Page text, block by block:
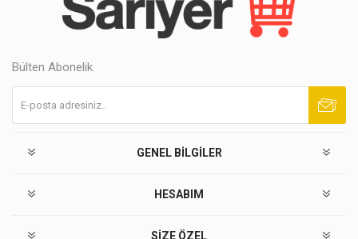
Bülten Abonelik
GENEL BILGILER
HESABIM
SIZE ÖZEL